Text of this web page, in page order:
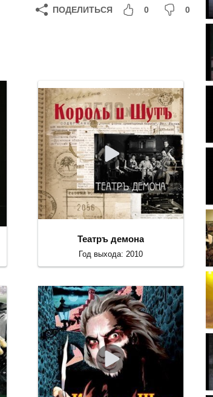
ПОДЕЛИТЬСЯ 0 0
Театръ демона
Год выхода: 2010